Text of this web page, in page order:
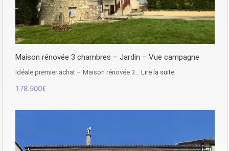
Maison rénovée 3 chambres – Jardin – Vue campagne
Idéale premier achat – Maison rénovée 3… Lire la suite
178.500€